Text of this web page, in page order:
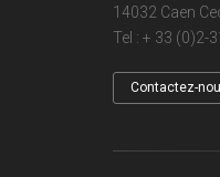
14032 Caen
Tel : + 33 (0)2-
Contactez-